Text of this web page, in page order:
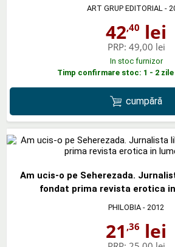
ART GRUP EDITORIAL -
42,40 lei
PRP: 49,00 lei
In stoc furnizor
Timp confirmare stoc: 1 - 2
cumpără
Am ucis-o pe Seherezada.
fondat prima revista erotica
PHILOBIA - 2012
21 ,36 lei